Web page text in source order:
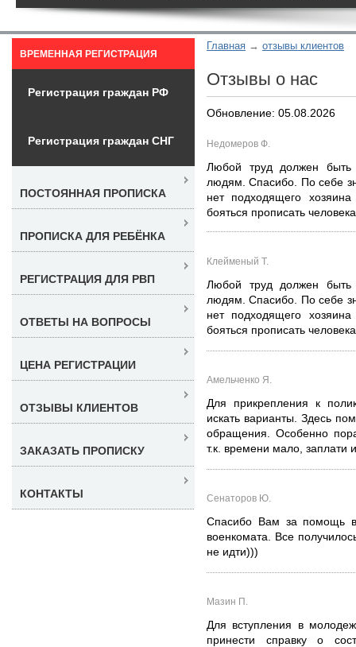
Главная отзывы клиентов
Отзывы о нас
Обновление: 05.08.2026
Недомеров Ф.
Любой труд должен быть
людям. Спасибо. По себе
нет подходящего
бояться прописать
Клейменый Т.
Любой труд должен быть
людям. Спасибо. По себе
нет подходящего
бояться прописать
Амельченко Я.
Для прикрепления к
искать варианты. Здесь
обращения. Особенно
т.к. времени мало, заплати
Сенаторов Ю.
Спасибо Вам за помощь
военкомата. Все
не идти)))
Мазин П.
Для вступления в
принести справку о
ВРЕМЕННАЯ РЕГИСТРАЦИЯ
Регистрация граждан РФ
Регистрация граждан СНГ
ПОСТОЯННАЯ ПРОПИСКА
ПРОПИСКА ДЛЯ РЕБЁНКА
РЕГИСТРАЦИЯ ДЛЯ РВП
ОТВЕТЫ НА ВОПРОСЫ
ЦЕНА РЕГИСТРАЦИИ
ОТЗЫВЫ КЛИЕНТОВ
ЗАКАЗАТЬ ПРОПИСКУ
КОНТАКТЫ